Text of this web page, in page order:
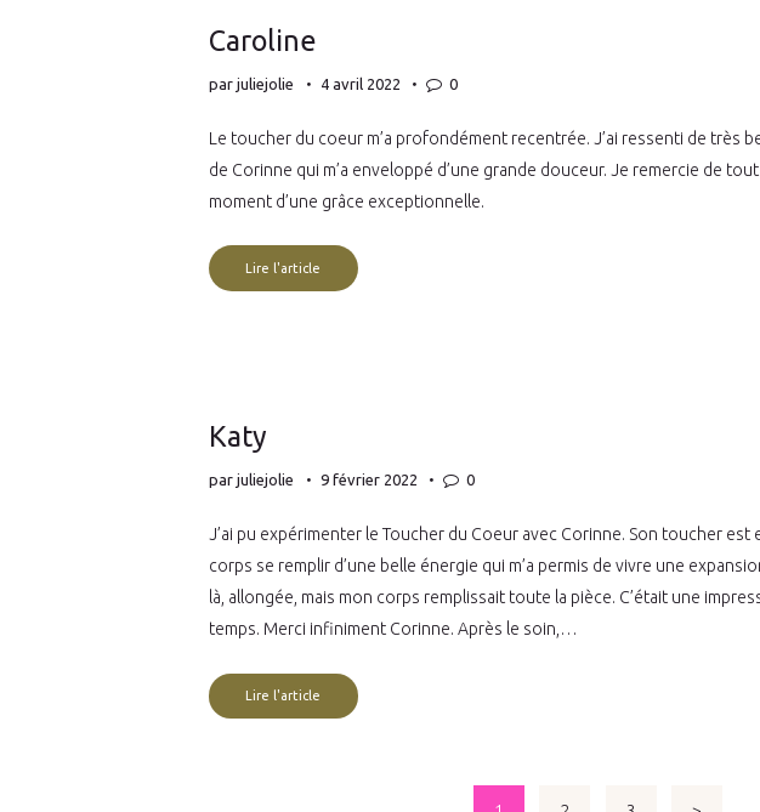
Caroline
par juliejolie 4 avril 2022 0
Le toucher du coeur m’a profondément recentrée. J’ai ressenti de très
de Corinne qui m’a enveloppé d’une grande douceur. Je remercie de
moment d’une grâce exceptionnelle.
Lire l'article
Katy
par juliejolie 9 février 2022 0
J’ai pu expérimenter le Toucher du Coeur avec Corinne. Son toucher est
corps se remplir d’une belle énergie qui m’a permis de vivre une
là, allongée, mais mon corps remplissait toute la pièce. C’était une
temps. Merci infiniment Corinne. Après le soin,…
Lire l'article